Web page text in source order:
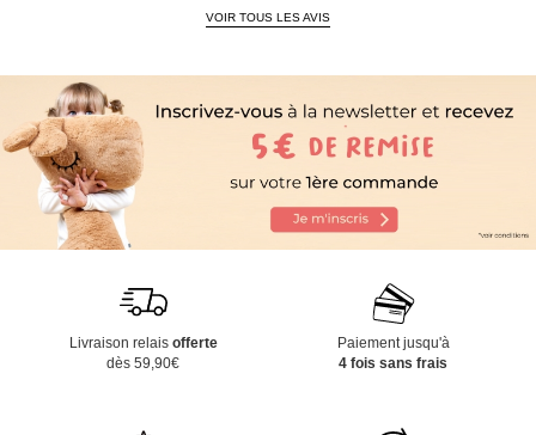
VOIR TOUS LES AVIS
Livraison relais offerte
dès 59,90€
Paiement jusqu'à
4 fois sans frais